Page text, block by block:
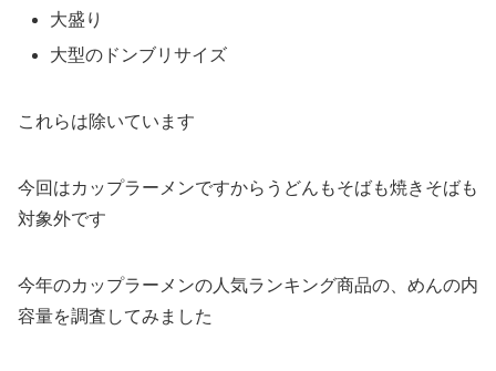
大盛り
大型のドンブリサイズ
これらは除いています
今回はカップラーメンですからうどんもそばも焼きそばも
対象外です
今年のカップラーメンの人気ランキング商品の、めんの内
容量を調査してみました